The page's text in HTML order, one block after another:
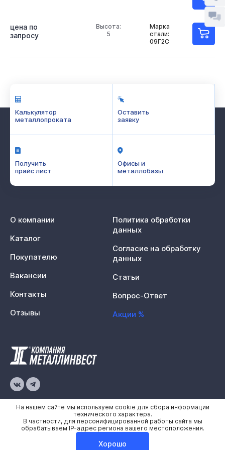
Марка
стали:
09Г2С
Высота:
5
цена по
запросу
Калькулятор
металлопроката
Оставить
заявку
Получить
прайс лист
Офисы и
металлобазы
© 2026 «Металлинвест»
Политика конфиденциальности
О компании
Каталог
Покупателю
Вакансии
Контакты
Отзывы
Политика обработки
данных
Согласие на обработку
данных
Статьи
Вопрос-Ответ
Акции %
На нашем сайте мы используем cookie для сбора информации
технического характера.
В частности, для персонифицированной работы сайта мы
обрабатываем IP-адрес региона вашего местоположения.
Хорошо